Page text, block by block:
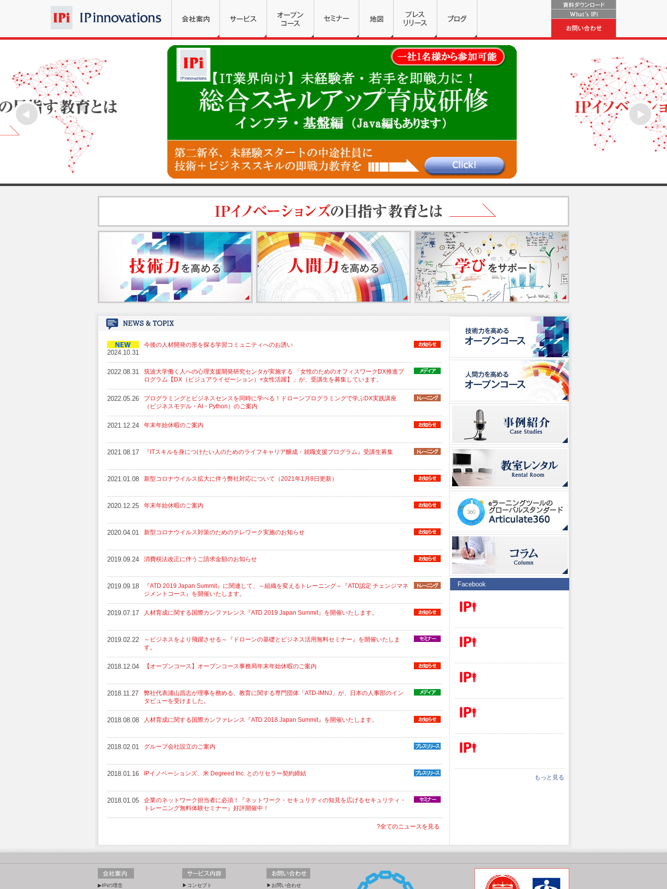
2024.10.31
今後の人材開発の形を探る学習コミュニティへのお誘い
2022.08.31
筑波大学働く人への心理支援開発研究センタが実施する 「女性のためのオフィスワークDX推進プ
ログラム【DX（ビジュアライゼーション）×女性活躍】」が、受講生を募集しています。
2022.05.26
プログラミングとビジネスセンスを同時に学べる！ドローンプログラミングで学ぶDX実践講座
（ビジネスモデル・AI・Python）のご案内
2021.12.24 年末年始休暇のご案内
2021.08.17 『ITスキルを身につけたい人のためのライフキャリア醸成・就職支援プログラム』受講生募集
2021.01.08 新型コロナウイルス拡大に伴う弊社対応について（2021年1月8日更新）
2020.12.25 年末年始休暇のご案内
2020.04.01 新型コロナウイルス対策のためのテレワーク実施のお知らせ
2019.09.24 消費税法改正に伴うご請求金額のお知らせ
2019.09.18
『ATD 2019 Japan Summit』に関連して、～組織を変えるトレーニング～『ATD認定 チェンジマネ
ジメントコース』を開催いたします。
2019.07.17 人材育成に関する国際カンファレンス『ATD 2019 Japan Summit』を開催いたします。
2019.02.22
～ビジネスをより飛躍させる～『ドローンの基礎とビジネス活用無料セミナー』を開催いたしま
す。
2018.12.04 【オープンコース】オープンコース事務局年末年始休暇のご案内
2018.11.27
弊社代表浦山昌志が理事を務める、教育に関する専門団体「ATD-IMNJ」が、日本の人事部のイン
タビューを受けました。
2018.08.08 人材育成に関する国際カンファレンス『ATD 2018 Japan Summit』を開催いたします。
2018.02.01 グループ会社設立のご案内
2018.01.16 IPイノベーションズ、米 Degreed Inc. とのリセラー契約締結
2018.01.05
企業のネットワーク担当者に必須！『ネットワーク・セキュリティの知見を広げるセキュリティ・
トレーニング無料体験セミナー』好評開催中！
?全てのニュースを見る
Facebook
もっと見る
▶IPiの理念 ▶コンセプト ▶お問い合わせ